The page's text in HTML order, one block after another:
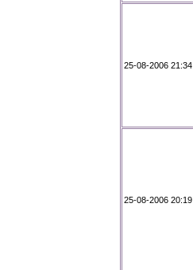
25-08-2006 21:34
25-08-2006 20:19